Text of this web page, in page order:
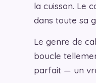
la cuisson. Le
dans toute sa
Le genre de
boucle
parfait — un